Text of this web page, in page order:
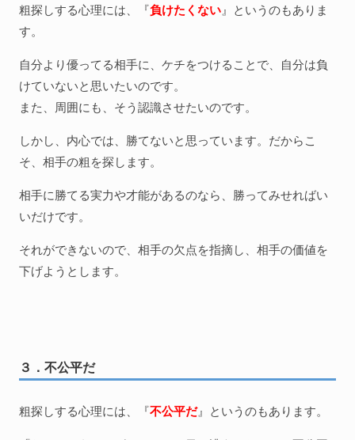
粗探しする心理には、『負けたくない 』というのもありま
す。
自分より優ってる相手に、ケチをつけることで、自分は負
けていないと思いたいのです。
また、周囲にも、そう認識させたいのです。
しかし、内心では、勝てないと思っています。だからこ
そ、相手の粗を探します。
相手に勝てる実力や才能があるのなら、勝ってみせればい
いだけです。
それができないので、相手の欠点を指摘し、相手の価値を
下げようとします。
３．不公平だ
粗探しする心理には、『不公平だ』というのもあります。